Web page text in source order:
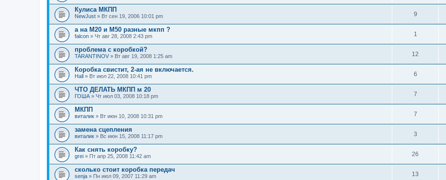
Кулиса МКПП
NewJust » Вт сен 19, 2006 10:01 pm 9
а на M20 и M50 разные мкпп ?
falcon » Чт авг 28, 2008 2:43 pm 1
проблема с коробкой?
TARANTINOV » Вт авг 19, 2008 1:25 am 12
Коробка свистит, 2-ая не включается.
Hall » Вт июл 22, 2008 10:41 pm 6
ЧТО ДЕЛАТЬ МКПП м 20
ГОША » Чт июл 03, 2008 10:18 pm 7
МКПП
виталик » Вт июн 10, 2008 10:31 pm 7
замена сцепления
виталик » Вс июн 15, 2008 11:17 pm 3
Как снять коробку?
grei » Пт апр 25, 2008 11:42 am 26
сколько стоит коробка передач
senja » Пн июл 09, 2007 11:29 am 13